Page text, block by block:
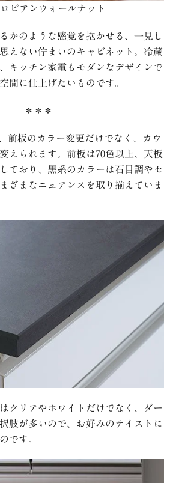
ピアンウォールナット
かのような感覚を抱かせる、一見し
えない佇まいのキャビネット。冷蔵
キッチン家電もモダンなデザインで
間に仕上げたいものです。
＊＊＊
前板のカラー変更だけでなく、カウ
えられます。前板は70色以上、天板
ており、 黒系のカラーは石目調やセ
ざまなニュアンスを取り揃えていま
クリアやホワイトだけでなく、ダー
肢が多いので、お好みのテイストに
です。